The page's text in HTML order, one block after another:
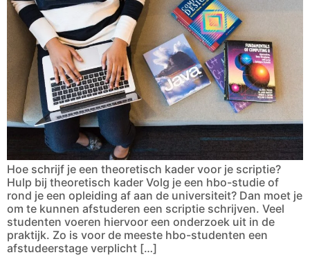
Hoe schrijf je een theoretisch kader voor je scriptie?
Hulp bij theoretisch kader Volg je een hbo-studie of
rond je een opleiding af aan de universiteit? Dan moet je
om te kunnen afstuderen een scriptie schrijven. Veel
studenten voeren hiervoor een onderzoek uit in de
praktijk. Zo is voor de meeste hbo-studenten een
afstudeerstage verplicht […]